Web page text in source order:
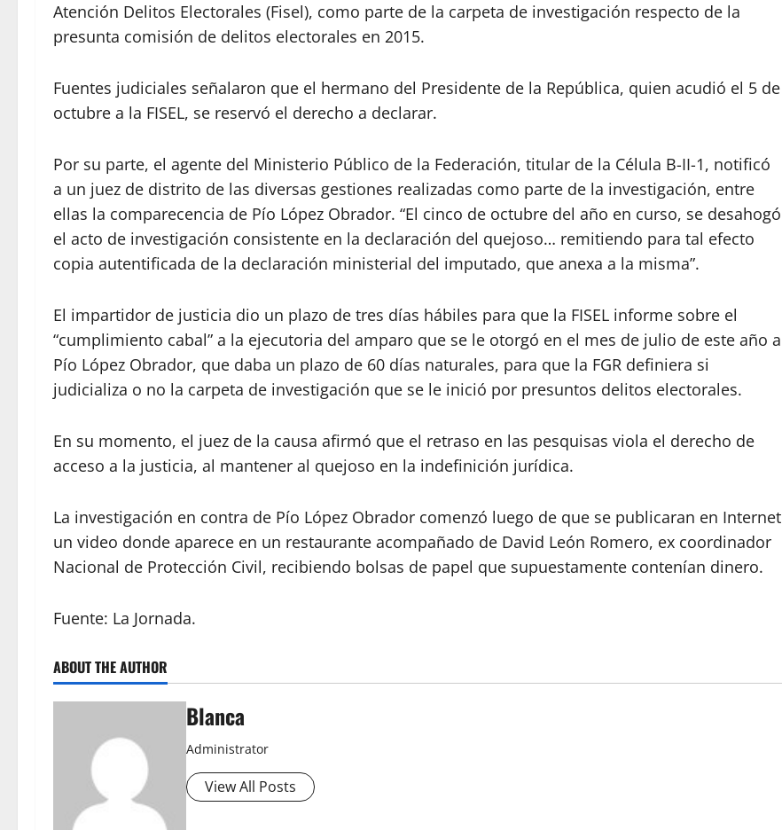
Atención Delitos Electorales (Fisel), como parte de la carpeta de investigación respecto de la
presunta comisión de delitos electorales en 2015.
Fuentes judiciales señalaron que el hermano del Presidente de la República, quien acudió el 5 de
octubre a la FISEL, se reservó el derecho a declarar.
Por su parte, el agente del Ministerio Público de la Federación, titular de la Célula B-II-1, notificó
a un juez de distrito de las diversas gestiones realizadas como parte de la investigación, entre
ellas la comparecencia de Pío López Obrador. “El cinco de octubre del año en curso, se desahogó
el acto de investigación consistente en la declaración del quejoso… remitiendo para tal efecto
copia autentificada de la declaración ministerial del imputado, que anexa a la misma”.
El impartidor de justicia dio un plazo de tres días hábiles para que la FISEL informe sobre el
“cumplimiento cabal” a la ejecutoria del amparo que se le otorgó en el mes de julio de este año a
Pío López Obrador, que daba un plazo de 60 días naturales, para que la FGR definiera si
judicializa o no la carpeta de investigación que se le inició por presuntos delitos electorales.
En su momento, el juez de la causa afirmó que el retraso en las pesquisas viola el derecho de
acceso a la justicia, al mantener al quejoso en la indefinición jurídica.
La investigación en contra de Pío López Obrador comenzó luego de que se publicaran en Internet
un video donde aparece en un restaurante acompañado de David León Romero, ex coordinador
Nacional de Protección Civil, recibiendo bolsas de papel que supuestamente contenían dinero.
Fuente: La Jornada.
ABOUT THE AUTHOR
Blanca
Administrator
View All Posts